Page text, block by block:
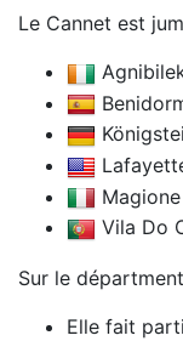
Le Cannet est
Vila Do
Sur le
Elle fait